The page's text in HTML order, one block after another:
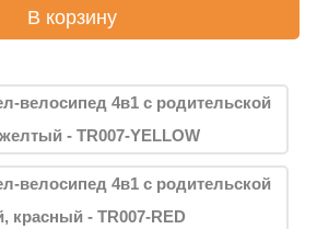
В корзину